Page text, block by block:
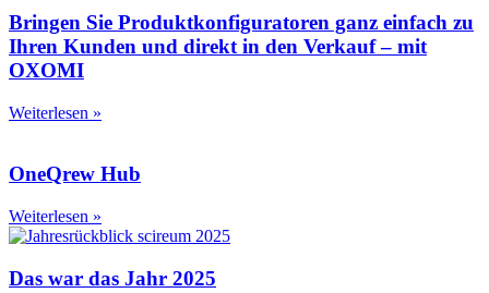
Bringen Sie Produktkonfiguratoren ganz einfach zu
Ihren Kunden und direkt in den Verkauf – mit
OXOMI
Weiterlesen »
OneQrew Hub
Weiterlesen »
Das war das Jahr 2025